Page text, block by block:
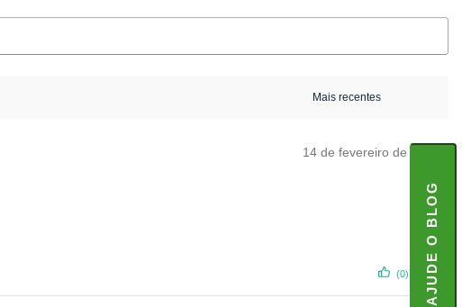
14 de fevereiro de 2025
(0) (0)
AJUDE O BLOG